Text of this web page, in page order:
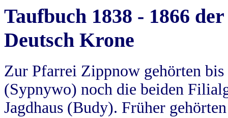
Taufbuch 1838 - 1866
Deutsch Krone
Zur Pfarrei Zippnow gehörten
(Sypnywo) noch die beiden
Jagdhaus (Budy). Früher